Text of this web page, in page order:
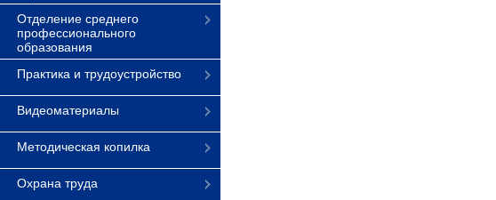
Отделение среднего
профессионального
образования
Практика и трудоустройство
Видеоматериалы
Методическая копилка
Охрана труда